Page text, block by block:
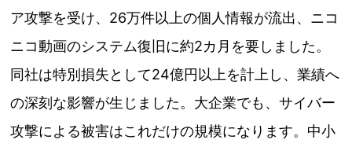
ア攻撃を受け、26万件以上の個人情報が流出、ニコ
ニコ動画のシステム復旧に約2カ月を要しました。
同社は特別損失として24億円以上を計上し、業績へ
の深刻な影響が生じました。大企業でも、サイバー
攻撃による被害はこれだけの規模になります。中小